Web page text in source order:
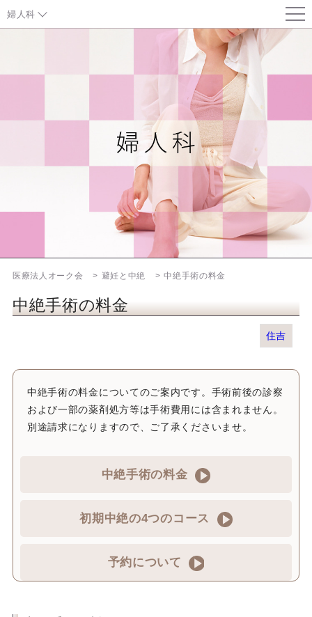
婦人科
親子鑑定
お知らせ
医療法人オーク会 避妊と中絶 中絶手術の料金
中絶手術の料金
住吉
中絶手術の料金についてのご案内です。手術前後の診察
および一部の薬剤処方等は手術費用には含まれません。
別途請求になりますので、ご了承くださいませ。
中絶手術の料金
初期中絶の4つのコース
予約について